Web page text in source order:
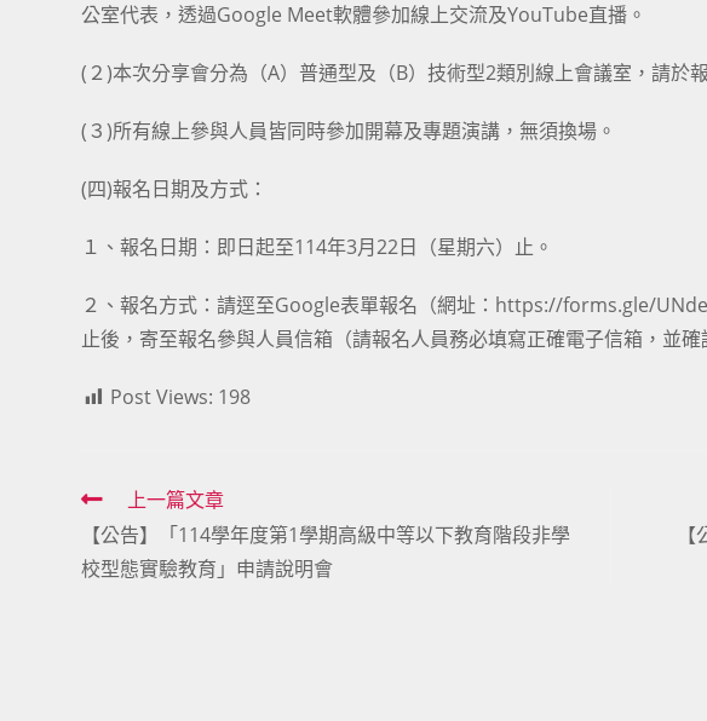
公室代表，透過Google Meet軟體參加線上交流及YouTube直播。
(２)本次分享會分為（A）普通型及（B）技術型2類別線上會議室，請於
(３)所有線上參與人員皆同時參加開幕及專題演講，無須換場。
(四)報名日期及方式：
１、報名日期：即日起至114年3月22日（星期六）止。
２、報名方式：請逕至Google表單報名（網址：https://forms.gle/
止後，寄至報名參與人員信箱（請報名人員務必填寫正確電子信箱，並確
Post Views: 198
Read
more
articles
上一篇文章
【公告】「114學年度第1學期高級中等以下教育階段非學
校型態實驗教育」申請說明會